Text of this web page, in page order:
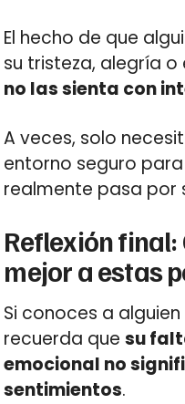
El hecho de que
su tristeza, alegría o
no las sienta con
A veces, solo
entorno seguro
realmente pasa por
Reflexión
mejor a estas
Si conoces a
recuerda quesu
emocional no
sentimientos.